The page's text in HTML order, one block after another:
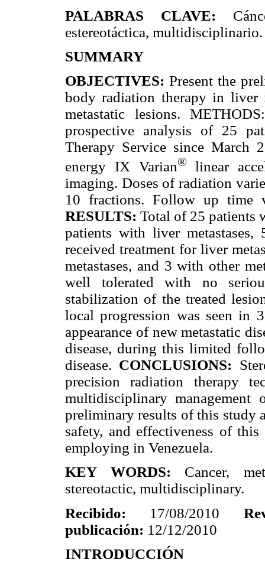
PALABRAS CLAVE:
estereotáctica, multidisciplinario.
SUMMARY
OBJECTIVES: Present the
body radiation therapy in liver
metastatic lesions.
prospective analysis of 25
Therapy Service since March
energy IX Varian®
linear
imaging. Doses of radiation
10 fractions. Follow up time
RESULTS: Total of 25 patients
patients with liver
received treatment for liver
metastases, and 3 with other
well tolerated with no
stabilization of the treated
local progression was seen in
appearance of new metastatic
disease, during this limited
disease. CONCLUSIONS:
precision radiation therapy
multidisciplinary management
preliminary results of this study
safety, and effectiveness of
employing in Venezuela.
KEY WORDS: Cancer,
stereotactic, multidisciplinary.
Recibido: 17/08/2010
publicación: 12/12/2010
INTRODUCCIÓN